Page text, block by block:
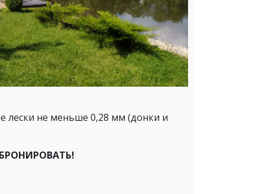
лески не меньше 0,28 мм (донки и